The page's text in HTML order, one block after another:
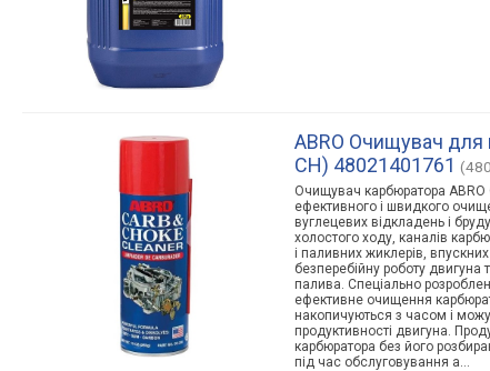
ABRO Очищувач для
CH) 48021401761
Очищувач карбюратора ABRO
ефективного і швидкого
вуглецевих відкладень і
холостого ходу, каналів
і паливних жиклерів,
безперебійну роботу двигуна
палива. Спеціально
ефективне очищення
накопичуються з часом і
продуктивності двигуна.
карбюратора без його
під час обслуговування а…